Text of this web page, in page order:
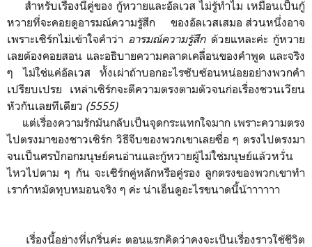
สำหรับเรื่องนี้คู่ของ กู้หวายและอัลเวส ไม่รู้ทำไม เหมือนเป็นกู้
หวายที่จะคอยดูอารมณ์ความรู้สึก ของอัลเวสเสมอ ส่วนหนึ่งอาจ
เพราะเซิร์กไม่เข้าใจคำว่า อารมณ์ความรู้สึกด้วยแหละค่ะ กู้หวาย
เลยต้องคอยสอน และอธิบายความคลาดเคลื่อนของคำพูด และจริง
ๆ ไม่ใช่แค่อัลเวส ทั้งเผ่าถ้าบอกอะไรซับซ้อนหน่อยอย่างพวกคำ
เปรียบเปรย เหล่าเซิร์กจะตีความตรงตามตัวจนก่อเรื่องชวนเวียน
หัวกันเลยทีเดียว (5555)
แต่เรื่องความรักมันกลับเป็นจุดกระแทกใจมาก เพราะความตรง
ไปตรงมาของชาวเซิร์ก วิธีจีบของพวกเขาเลยซื่อ ๆ ตรงไปตรงมา
จนเป็นศรปักอกมนุษย์คนอ่านและกู้หวายผู้ไม่ใช่มนุษย์แล้วหวั่น
ไหวไปตาม ๆ กัน จะเซิร์กคู่หลักหรือคู่รอง ลูกตรงของพวกเขาทำ
เรากำหมัดทุบหมอนจริง ๆ ค่ะ น่าเอ็นดูอะไรขนาดนี้น้าาาาาา
เรื่องนี้อย่างที่เกริ่นค่ะ ตอนแรกคิดว่าคงจะเป็นเรื่องราวใช้ชีวิต